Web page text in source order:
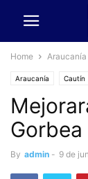
Home Araucanía
Araucanía Cautín
Gorbea
By admin - 9 de